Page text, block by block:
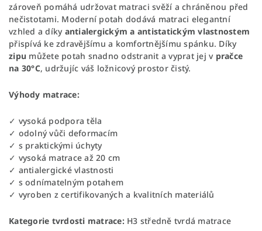
zároveň pomáhá udržovat matraci svěží a chráněnou před
nečistotami. Moderní potah dodává matraci elegantní
vzhled a díky antialergickým a antistatickým vlastnostem
přispívá ke zdravějšímu a komfortnějšímu spánku. Díky
zipu můžete potah snadno odstranit a vyprat jej v pračce
na 30°C, udržujíc váš ložnicový prostor čistý.
Výhody matrace:
✓ vysoká podpora těla
✓ odolný vůči deformacím
✓ s praktickými úchyty
✓ vysoká matrace až 20 cm
✓ antialergické vlastnosti
✓ s odnímatelným potahem
✓ vyroben z certifikovaných a kvalitních materiálů
Kategorie tvrdosti matrace: H3 středně tvrdá matrace